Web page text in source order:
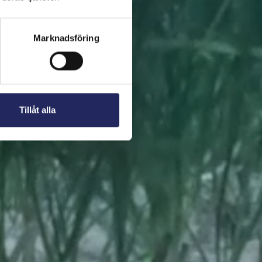
Marknadsföring
Tillåt alla
present. En bit av